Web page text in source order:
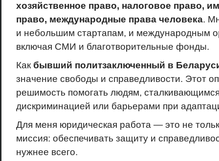
хозяйственное право, налоговое право,
право, международные права человека.
и небольшим стартапам, и международным
включая СМИ и благотворительные фонды.
Как бывший политзаключенный в
значение свободы и справедливости. Этот
решимость помогать людям,
дискриминацией или барьерами при
Для меня юридическая работа — это не
миссия: обеспечивать защиту и
нужнее всего.